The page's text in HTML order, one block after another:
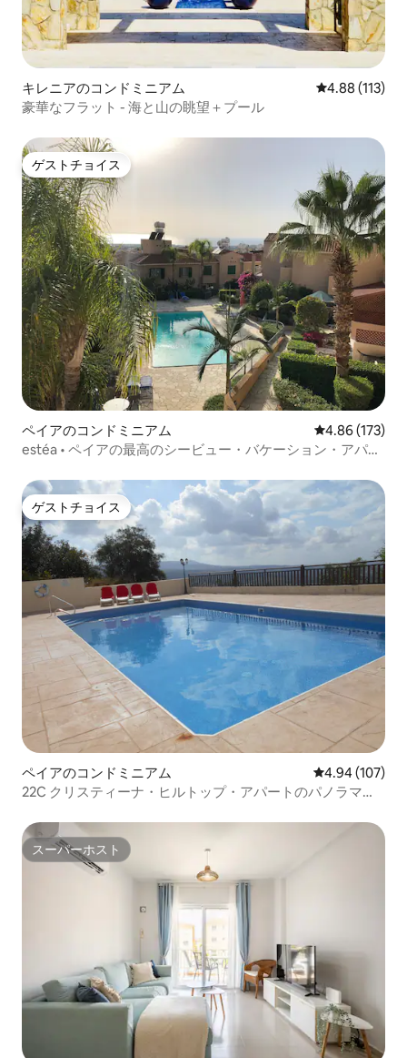
キレニアのコンドミニアム レビュー113
4.88 (113)
豪華なフラット - 海と山の眺望＋プール
ゲストチョイス
ゲストチョイス
ペイアのコンドミニアム レビュー173
4.86 (173)
estéa • ペイアの最高のシービュー・バケーション・アパー
ゲストチョイス
ゲストチョイス
ペイアのコンドミニアム レビュー107
4.94 (107)
22C クリスティーナ・ヒルトップ・アパートのパノラマビ
スーパーホスト
スーパーホスト